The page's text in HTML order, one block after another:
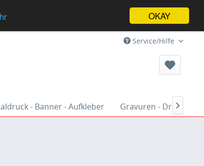
OKAY
Service/Hilfe
- Banner - Aufkleber Gravuren - Druck -
